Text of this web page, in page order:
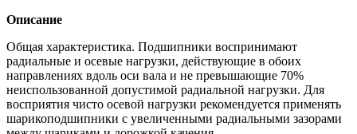
Описание
Общая характеристика. Подшипники воспринимают
радиальные и осевые нагрузки, действующие в обоих
направлениях вдоль оси вала и не превышающие 70%
неиспользованной допустимой радиальной нагрузки. Для
восприятия чисто осевой нагрузки рекомендуется применять
шарикоподшипники с увеличенными радиальными зазорами